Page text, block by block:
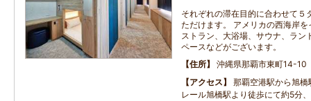
それぞれの滞在目的に合わせて５
ただけます。 アメリカの西海岸
ストラン、大浴場、サウナ、ラン
ペースなどがございます。
住所
沖縄県那覇市東町14-10
アクセス
那覇空港駅から旭
レール旭橋駅より徒歩にて約5分